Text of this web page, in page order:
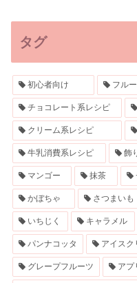
タグ
初心者向け フル
チョコレート系レシピ
クリーム系レシピ
牛乳消費系レシピ 飾
マンゴー 抹茶
かぼちゃ さつまいも
いちじく キャラメル
パンナコッタ アイスク
グレープフルーツ アプ